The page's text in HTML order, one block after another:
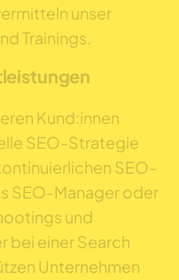
unser
Trainings.
Kund:innen
SEO-Strategie
SEO-
SEO-Manager oder
und
bei einer Search
Unternehmen